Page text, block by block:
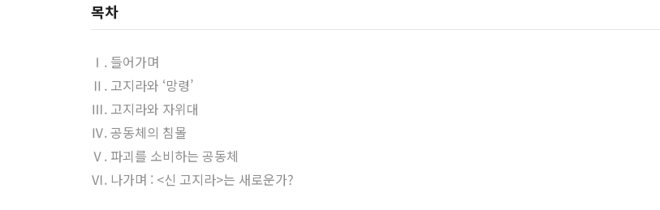
목차
Ⅰ. 들어가며
Ⅱ. 고지라와 ‘망령’
Ⅲ. 고지라와 자위대
Ⅳ. 공동체의 침몰
Ⅴ. 파괴를 소비하는 공동체
Ⅵ. 나가며 : <신 고지라>는 새로운가?